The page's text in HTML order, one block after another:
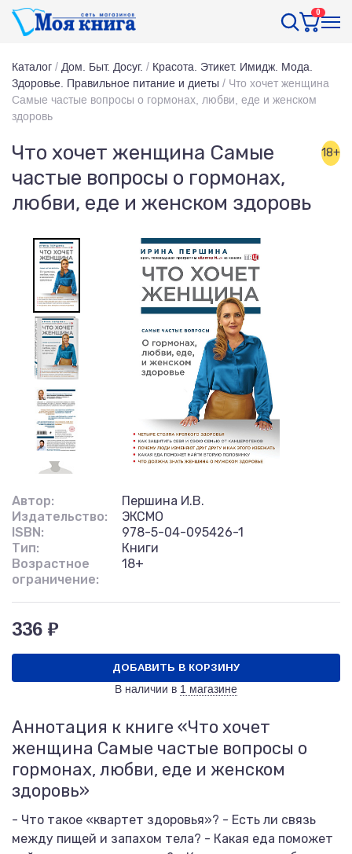
0
Каталог / Дом. Быт. Досуг. / Красота. Этикет. Имидж. Мода.
Здоровье. Правильное питание и диеты / Что хочет женщина
Самые частые вопросы о гормонах, любви, еде и женском
здоровь
Что хочет женщина Самые
частые вопросы о гормонах,
любви, еде и женском здоровь
18+
Автор:
Першина И.В.
Издательство:
ЭКСМО
ISBN:
978-5-04-095426-1
Тип:
Книги
Возрастное
ограничение:
18+
336 ₽
ДОБАВИТЬ В КОРЗИНУ
В наличии в 1 магазине
Аннотация к книге «Что хочет
женщина Самые частые вопросы о
гормонах, любви, еде и женском
здоровь»
- Что такое «квартет здоровья»? - Есть ли связь
между пищей и запахом тела? - Какая еда поможет